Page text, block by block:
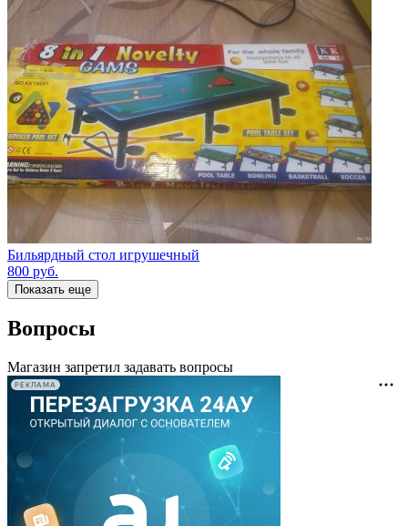
Бильярдный стол игрушечный
800 руб.
Показать еще
Вопросы
Магазин запретил задавать вопросы
РЕКЛАМА